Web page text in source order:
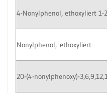
4-Nonylphenol, ethoxyliert 1-
Nonylphenol, ethoxyliert
20-(4-nonylphenoxy)-